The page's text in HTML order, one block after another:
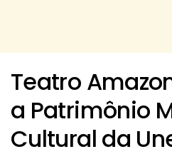
Teatro
a Patrimônio
Cultural da